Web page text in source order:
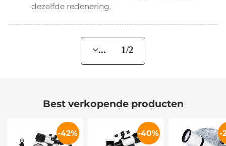
dezelfde redenering.
... 1/2
Best verkopende producten
-42% -40% -